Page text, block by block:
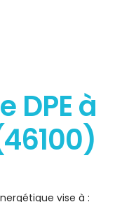
DPE à
vise à :